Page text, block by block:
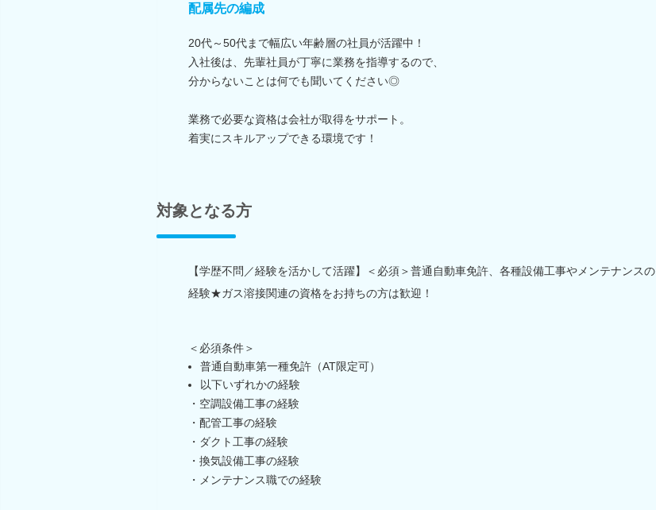
配属先の編成
20代～50代まで幅広い年齢層の社員が活躍中！
入社後は、先輩社員が丁寧に業務を指導するので、
分からないことは何でも聞いてください◎
業務で必要な資格は会社が取得をサポート。
着実にスキルアップできる環境です！
対象となる方
【学歴不問／経験を活かして活躍】＜必須＞普通自動車免許、各種設備工事やメンテナンスの
経験★ガス溶接関連の資格をお持ちの方は歓迎！
＜必須条件＞
普通自動車第一種免許（AT限定可）
以下いずれかの経験
・空調設備工事の経験
・配管工事の経験
・ダクト工事の経験
・換気設備工事の経験
・メンテナンス職での経験